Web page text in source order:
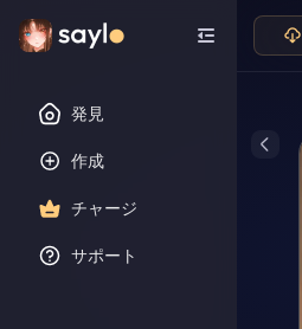
発見
作成
チャージ
サポート